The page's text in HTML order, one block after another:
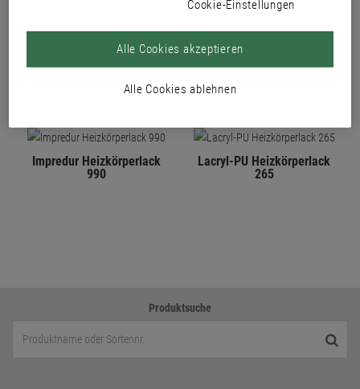
PRODUKTE
Impredur Heizkörperlack
990
Lacryl-PU Heizkörperlack
265
Produktsuche
Cookie-Einstellungen
Alle Cookies ablehnen
Alle Cookies akzeptieren